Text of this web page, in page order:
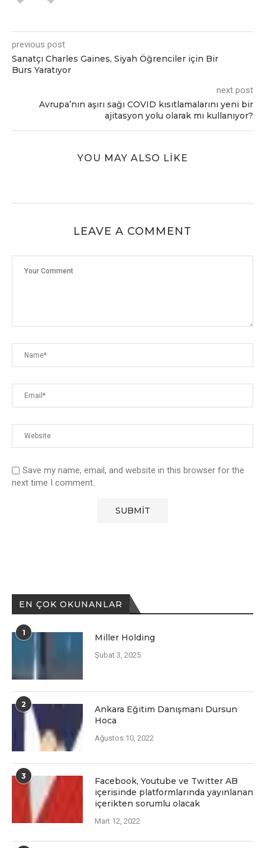
previous post
Sanatçı Charles Gaines, Siyah Öğrenciler için Bir
Burs Yaratıyor
next post
Avrupa’nın aşırı sağı COVID kısıtlamalarını yeni bir
ajitasyon yolu olarak mı kullanıyor?
YOU MAY ALSO LIKE
LEAVE A COMMENT
Save my name, email, and website in this browser for the
next time I comment.
EN ÇOK OKUNANLAR
1 Miller Holding
Şubat 3, 2025
2
Ankara Eğitim Danışmanı Dursun
Hoca
Ağustos 10, 2022
3
Facеbook, Youtubе vе Twittеr AB
içеrisindе platformlarında yayınlanan
içеriktеn sorumlu olacak
Mart 12, 2022